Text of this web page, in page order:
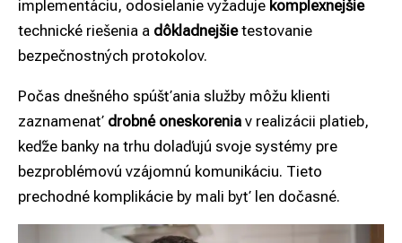
implementáciu, odosielanie vyžaduje komplexnejšie
technické riešenia a dôkladnejšietestovanie
bezpečnostných protokolov.
Počas dnešného spúšťania služby môžu klienti
zaznamenať drobné oneskorenia v realizácii platieb,
keďže banky na trhu dolaďujú svoje systémy pre
bezproblémovú vzájomnú komunikáciu. Tieto
prechodné komplikácie by mali byť len dočasné.